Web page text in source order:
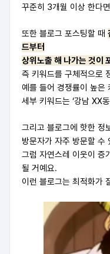
꾸준히 3개월 이상 한다
또한 블로그 포스팅할 때
드부터
상위노출 해 나가는 것이
즉 키워드를 구체적으로
예를 들어 경쟁률이 높은
세부 키워드는 ‘강남 XX
그리고 블로그에 핫한 정
방문자가 자주 방문할 수
그럼 자연스레 이웃이 증
될 거예요.
이런 블로그는 최적화가